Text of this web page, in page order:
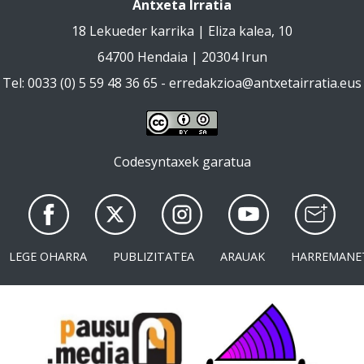
Antxeta Irratia
18 Lekueder karrika | Eliza kalea, 10
64700 Hendaia | 20304 Irun
Tel: 0033 (0) 5 59 48 36 65 - erredakzioa@antxetairratia.eus
Codesyntaxek garatua
LEGE OHARRA PUBLIZITATEA ARAUAK